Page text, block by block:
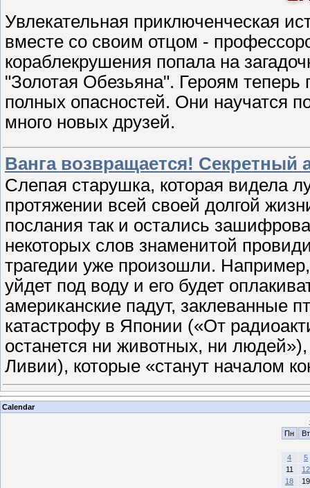
Увлекательная приключенческая
вместе со своим отцом -
кораблекрушения попала на
"Золотая Обезьяна". Героям теперь
полных опасностей. Они научатся
много новых друзей.
Ванга возвращается! Секретный
Слепая старушка, которая видела
протяжении всей своей долгой
послания так и остались
некоторых слов знаменитой
трагедии уже произошли.
уйдет под воду и его будет
американские падут, заклеванные
катастрофу в Японии («От
останется ни животных, ни
Ливии), которые «станут началом
Calendar
Пн
Вт
4
5
11
12
18
19